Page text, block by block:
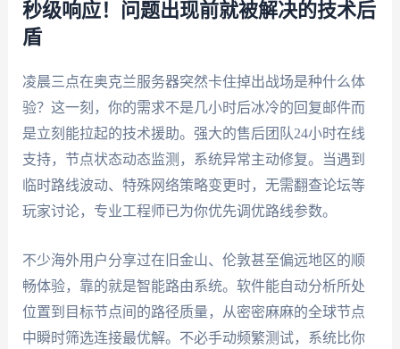
秒级响应！问题出现前就被解决的技术后
盾
凌晨三点在奥克兰服务器突然卡住掉出战场是种什么体
验？这一刻，你的需求不是几小时后冰冷的回复邮件而
是立刻能拉起的技术援助。强大的售后团队24小时在线
支持，节点状态动态监测，系统异常主动修复。当遇到
临时路线波动、特殊网络策略变更时，无需翻查论坛等
玩家讨论，专业工程师已为你优先调优路线参数。
不少海外用户分享过在旧金山、伦敦甚至偏远地区的顺
畅体验，靠的就是智能路由系统。软件能自动分析所处
位置到目标节点间的路径质量，从密密麻麻的全球节点
中瞬时筛选连接最优解。不必手动频繁测试，系统比你